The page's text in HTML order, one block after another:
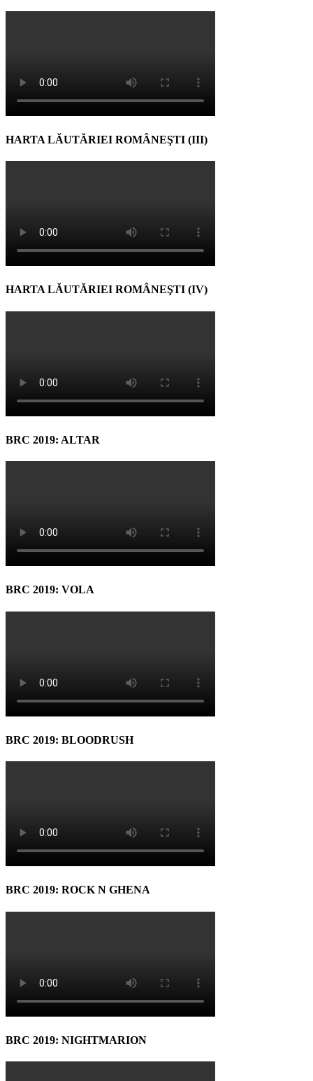
HARTA LĂUTĂRIEI ROMÂNEŞTI (III)
HARTA LĂUTĂRIEI ROMÂNEŞTI (IV)
BRC 2019: ALTAR
BRC 2019: VOLA
BRC 2019: BLOODRUSH
BRC 2019: ROCK N GHENA
BRC 2019: NIGHTMARION